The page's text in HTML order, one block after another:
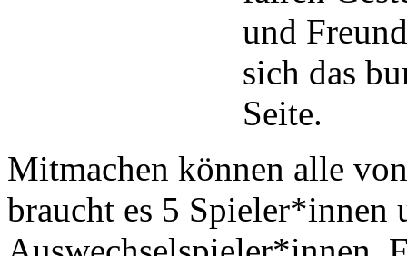
und
sich das
Seite.
Mitmachen können alle
braucht es 5 Spieler*innen